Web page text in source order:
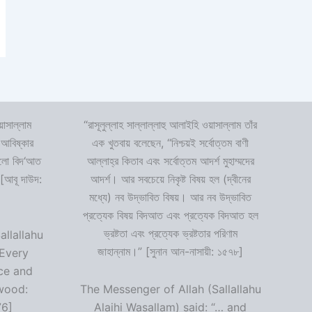
বিদ‘আত
[আবূ দাউদ:
and
“রাসূলুল্লাহ সাল্লাল্লাহু আলাইহি ওয়াসাল্লাম তাঁর
এক খুতবায় বলেছেন, “নিশ্চয়ই সর্বোত্তম বাণী
আল্লাহ্‌র কিতাব এবং সর্বোত্তম আদর্শ মুহাম্মদের
আদর্শ। আর সবচেয়ে নিকৃষ্ট বিষয় হল (দ্বীনের
মধ্যে) নব উদ্ভাবিত বিষয়। আর নব উদ্ভাবিত
প্রত্যেক বিষয় বিদআত এবং প্রত্যেক বিদআত হল
ভ্রষ্টতা এবং প্রত্যেক ভ্রষ্টতার পরিণাম
জাহান্নাম।” [সুনান আন-নাসায়ী: ১৫৭৮]
The Messenger of Allah (Sallallahu
Alaihi Wasallam) said: “… and